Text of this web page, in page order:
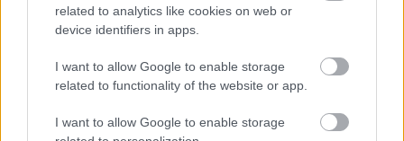
related to analytics like cookies on web or
device identifiers in apps.
I want to allow Google to enable storage
related to functionality of the website or app.
I want to allow Google to enable storage